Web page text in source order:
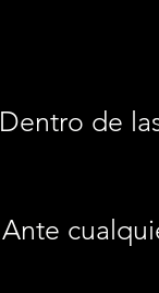
Dentro de
Ante